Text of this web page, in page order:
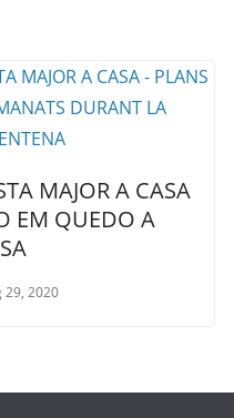
MAJOR A CASA
EM QUEDO A
29, 2020